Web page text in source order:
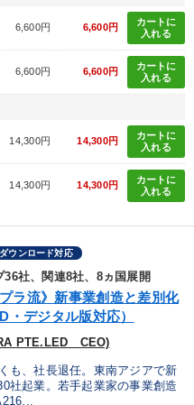
6,600円 6,600円
カートに
入れる
6,600円 6,600円
カートに
入れる
14,300円 14,300円
カートに
入れる
14,300円 14,300円
カートに
入れる
ダウンロード対応
社、関連8社、8ヵ国展開
ラ流》新事業創造と差別化
・デジタル版対応）
PTE.LED CEO)
も、社長退任。東南アジアで新
社起業。若手起業家の事業創造